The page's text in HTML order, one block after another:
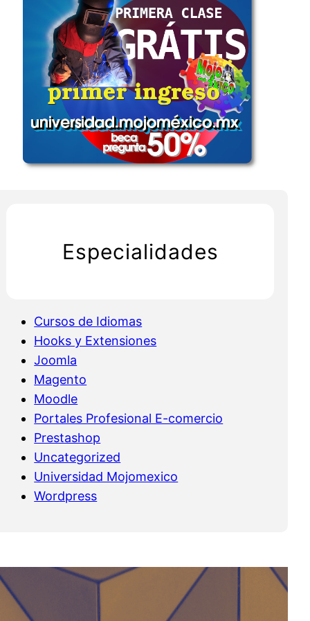
Especialidades
Cursos de Idiomas
Hooks y Extensiones
Joomla
Magento
Moodle
Portales Profesional E-comercio
Prestashop
Uncategorized
Universidad Mojomexico
Wordpress